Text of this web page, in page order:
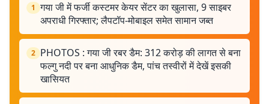
1 गया जी में फर्जी कस्टमर केयर सेंटर का खुलासा, 9 साइबर
अपराधी गिरफ्तार; लैपटॉप-मोबाइल समेत सामान जब्त
2 PHOTOS : गया जी रबर डैम: 312 करोड़ की लागत से बना
फल्गु नदी पर बना आधुनिक डैम, पांच तस्वीरों में देखें इसकी
खासियत